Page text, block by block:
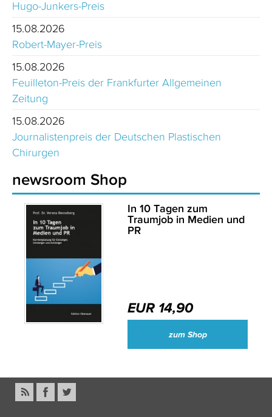
Hugo-Junkers-Preis
15.08.2026
Robert-Mayer-Preis
15.08.2026
Feuilleton-Preis der Frankfurter Allgemeinen
Zeitung
15.08.2026
Journalistenpreis der Deutschen Plastischen
Chirurgen
newsroom Shop
In 10 Tagen zum
Traumjob in Medien und
PR
EUR 14,90
zum Shop